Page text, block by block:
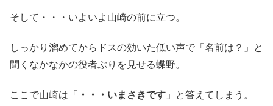
そして・・・いよいよ山崎の前に立つ。
しっかり溜めてからドスの効いた低い声で「名前は？」と
聞くなかなかの役者ぶりを見せる蝶野。
ここで山崎は「 ・・・いまさきです 」と答えてしまう。